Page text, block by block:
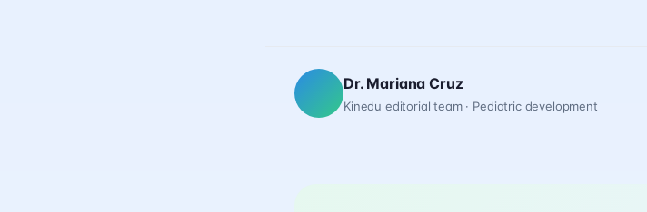
Dr. Mariana Cruz
Kinedu editorial team · Pediatric development